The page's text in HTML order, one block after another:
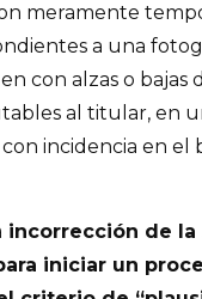
meramente
a una
con alzas o bajas
al titular, en
incidencia en el
incorrección de la
iniciar un